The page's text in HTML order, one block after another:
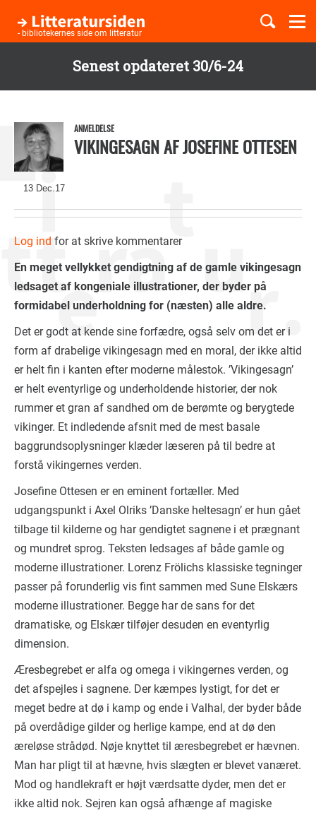
Senest opdateret 30/6-24
hovedindhold
- bibliotekernes side om litteratur
Børnebøger
13 Dec.17
ANMELDELSE
VIKINGESAGN AF JOSEFINE OTTESEN
Log ind for at skrive kommentarer
En meget vellykket gendigtning af de gamle vikingesagn
ledsaget af kongeniale illustrationer, der byder på
formidabel underholdning for (næsten) alle aldre.
Det er godt at kende sine forfædre, også selv om det er i
form af drabelige vikingesagn med en moral, der ikke altid
er helt fin i kanten efter moderne målestok. ’Vikingesagn’
er helt eventyrlige og underholdende historier, der nok
rummer et gran af sandhed om de berømte og berygtede
vikinger. Et indledende afsnit med de mest basale
baggrundsoplysninger klæder læseren på til bedre at
forstå vikingernes verden.
Josefine Ottesen er en eminent fortæller. Med
udgangspunkt i Axel Olriks ’Danske heltesagn’ er hun gået
tilbage til kilderne og har gendigtet sagnene i et prægnant
og mundret sprog. Teksten ledsages af både gamle og
moderne illustrationer. Lorenz Frölichs klassiske tegninger
passer på forunderlig vis fint sammen med Sune Elskærs
moderne illustrationer. Begge har de sans for det
dramatiske, og Elskær tilføjer desuden en eventyrlig
dimension.
Æresbegrebet er alfa og omega i vikingernes verden, og
det afspejles i sagnene. Der kæmpes lystigt, for det er
meget bedre at dø i kamp og ende i Valhal, der byder både
på overdådige gilder og herlige kampe, end at dø den
æreløse strådød. Nøje knyttet til æresbegrebet er hævnen.
Man har pligt til at hævne, hvis slægten er blevet vanæret.
Mod og handlekraft er højt værdsatte dyder, men det er
ikke altid nok. Sejren kan også afhænge af magiske